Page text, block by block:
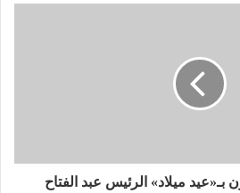
بـ«عيد ميلاد» الرئيس عبد الفتاح